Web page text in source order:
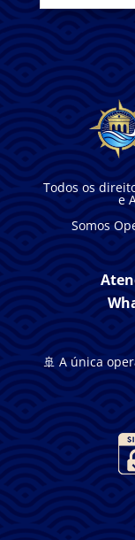
Todos os
e
Somos
🚢 A única